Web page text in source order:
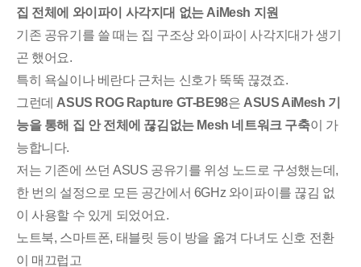
집 전체에 와이파이 사각지대 없는 AiMesh 지원
기존 공유기를 쓸 때는 집 구조상 와이파이 사각지대가 생기
곤 했어요.
특히 욕실이나 베란다 근처는 신호가 뚝뚝 끊겼죠.
그런데 ASUS ROG Rapture GT-BE98은 ASUS AiMesh 기
능을 통해 집 안 전체에 끊김없는 Mesh 네트워크 구축이 가
능합니다.
저는 기존에 쓰던 ASUS 공유기를 위성 노드로 구성했는데,
한 번의 설정으로 모든 공간에서 6GHz 와이파이를 끊김 없
이 사용할 수 있게 되었어요.
노트북, 스마트폰, 태블릿 등이 방을 옮겨 다녀도 신호 전환
이 매끄럽고